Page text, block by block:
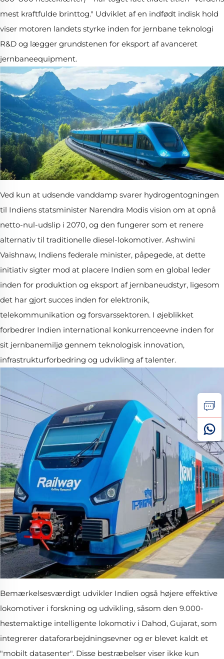
mest kraftfulde brinttog." Udviklet af en indfødt indisk hold
viser motoren landets styrke inden for jernbane teknologi
R&D og lægger grundstenen for eksport af avanceret
jernbaneequipment.
Ved kun at udsende vanddamp svarer hydrogentogningen
til Indiens statsminister Narendra Modis vision om at opnå
netto-nul-udslip i 2070, og den fungerer som et renere
alternativ til traditionelle diesel-lokomotiver. Ashwini
Vaishnaw, Indiens federale minister, påpegede, at dette
initiativ sigter mod at placere Indien som en global leder
inden for produktion og eksport af jernbaneudstyr, ligesom
det har gjort succes inden for elektronik,
telekommunikation og forsvarssektoren. I øjeblikket
forbedrer Indien international konkurrenceevne inden for
sit jernbanemiljø gennem teknologisk innovation,
infrastrukturforbedring og udvikling af talenter.
Bemærkelsesværdigt udvikler Indien også højere effektive
lokomotiver i forskning og udvikling, såsom den 9.000-
hestemaktige intelligente lokomotiv i Dahod, Gujarat, som
integrerer dataforarbejdningsevner og er blevet kaldt et
"mobilt datasenter". Disse bestræbelser viser ikke kun